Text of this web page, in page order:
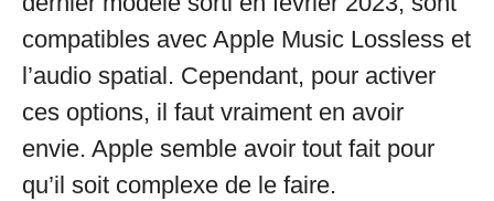
compatibles avec Apple Music Lossless et
l’audio spatial. Cependant, pour activer
ces options, il faut vraiment en avoir
envie. Apple semble avoir tout fait pour
qu’il soit complexe de le faire.